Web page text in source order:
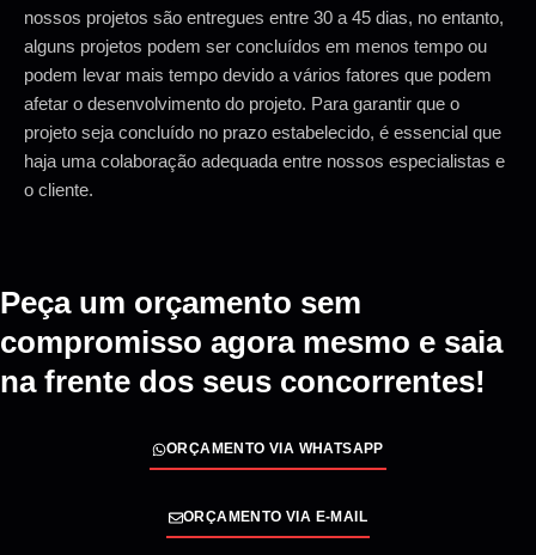
nossos projetos são entregues entre 30 a 45 dias, no entanto,
alguns projetos podem ser concluídos em menos tempo ou
podem levar mais tempo devido a vários fatores que podem
afetar o desenvolvimento do projeto. Para garantir que o
projeto seja concluído no prazo estabelecido, é essencial que
haja uma colaboração adequada entre nossos especialistas e
o cliente.
Peça um orçamento sem
compromisso agora mesmo e saia
na frente dos seus concorrentes!
ORÇAMENTO VIA WHATSAPP
ORÇAMENTO VIA E-MAIL